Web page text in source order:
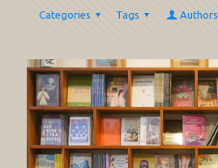
Categories Tags Authors